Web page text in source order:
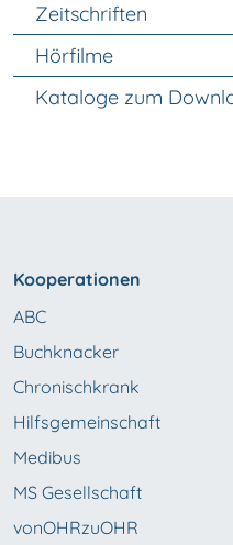
Zeitschriften
Hörfilme
Kataloge zum
Kooperationen
ABC
Buchknacker
Chronischkrank
Hilfsgemeinschaft
Medibus
MS Gesellschaft
vonOHRzuOHR